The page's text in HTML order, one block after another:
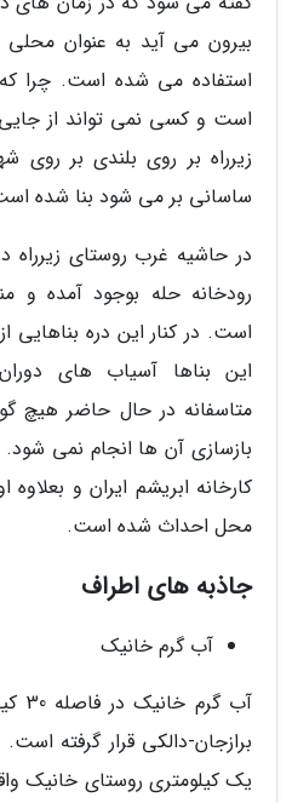
بیرون می آید به عنوان محلی
استفاده می شده است. چرا
است و کسی نمی تواند از
زیرراه بر روی بلندی بر روی
ساسانی بر می شود بنا شده
در حاشیه غرب روستای زیرراه
رودخانه حله بوجود آمده و
است. در کنار این دره
این بناها آسیاب های
متاسفانه در حال حاضر هیچ
بازسازی آن ها انجام نمی
کارخانه ابریشم ایران و
محل احداث شده است.
جاذبه های اطراف
آب گرم خانیک
آب
برازجان-دالکی قرار گرفته